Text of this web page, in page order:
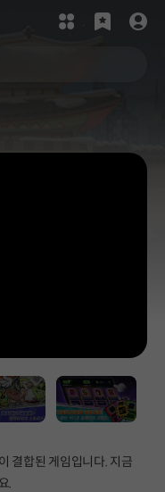
결합된 게임입니다. 지금
.